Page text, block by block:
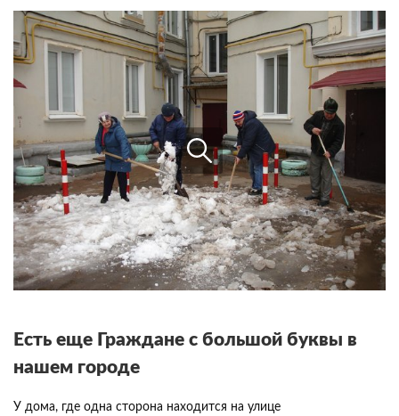
Есть еще Граждане с большой буквы в
нашем городе
У дома, где одна сторона находится на улице